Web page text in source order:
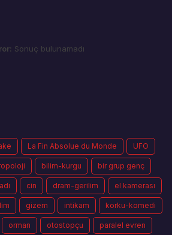
Sonuç bulunamadı
La Fin Absolue du Monde UFO
bilim-kurgu bir grup genç
cin dram-gerilim el kamerası
gizem intikam korku-komedi
orman otostopçu paralel evren